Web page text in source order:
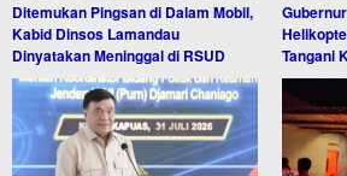
Ditemukan Pingsan di Dalam Mobil,
Kabid Dinsos Lamandau
Dinyatakan Meninggal di RSUD
Tangani